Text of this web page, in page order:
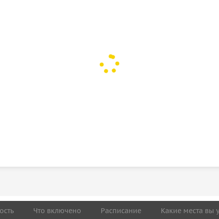
Что включено Расписание Какие места вы